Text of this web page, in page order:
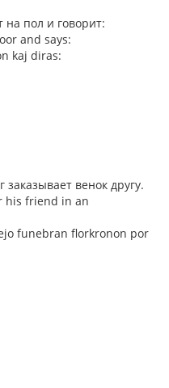
на пол и говорит:
and says:
kaj diras:
венок другу.
his friend in an
funebran florkronon por